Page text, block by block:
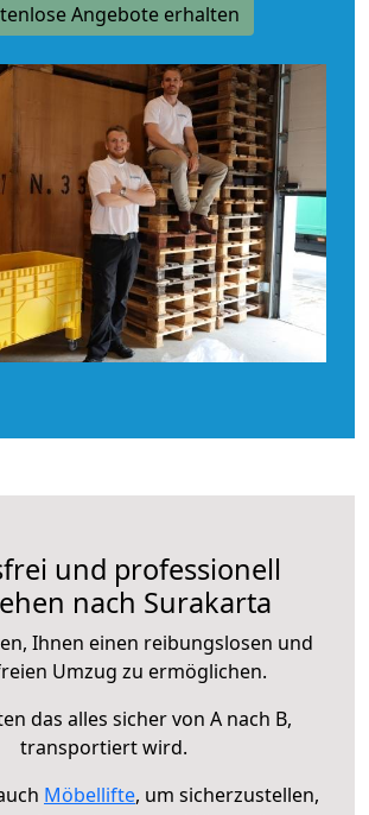
Angebote erhalten
und professionell
nach Surakarta
Ihnen einen reibungslosen und
Umzug zu ermöglichen.
das alles sicher von A nach B,
transportiert wird.
Möbellifte, um sicherzustellen,